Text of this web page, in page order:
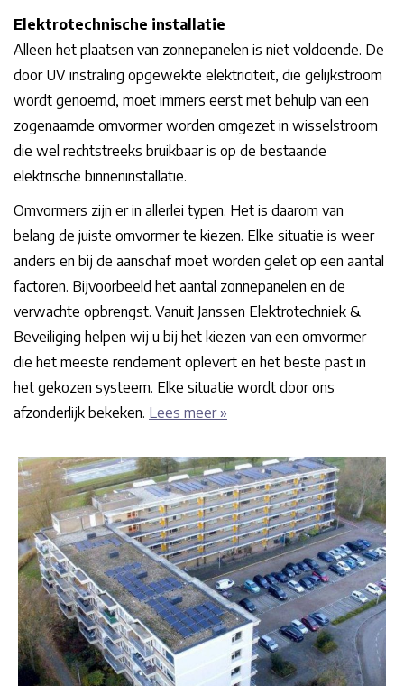
Elektrotechnische installatie
Alleen het plaatsen van zonnepanelen is niet voldoende. De
door UV instraling opgewekte elektriciteit, die gelijkstroom
wordt genoemd, moet immers eerst met behulp van een
zogenaamde omvormer worden omgezet in wisselstroom
die wel rechtstreeks bruikbaar is op de bestaande
elektrische binneninstallatie.
Omvormers zijn er in allerlei typen. Het is daarom van
belang de juiste omvormer te kiezen. Elke situatie is weer
anders en bij de aanschaf moet worden gelet op een aantal
factoren. Bijvoorbeeld het aantal zonnepanelen en de
verwachte opbrengst. Vanuit Janssen Elektrotechniek &
Beveiliging helpen wij u bij het kiezen van een omvormer
die het meeste rendement oplevert en het beste past in
het gekozen systeem. Elke situatie wordt door ons
afzonderlijk bekeken. Lees meer »